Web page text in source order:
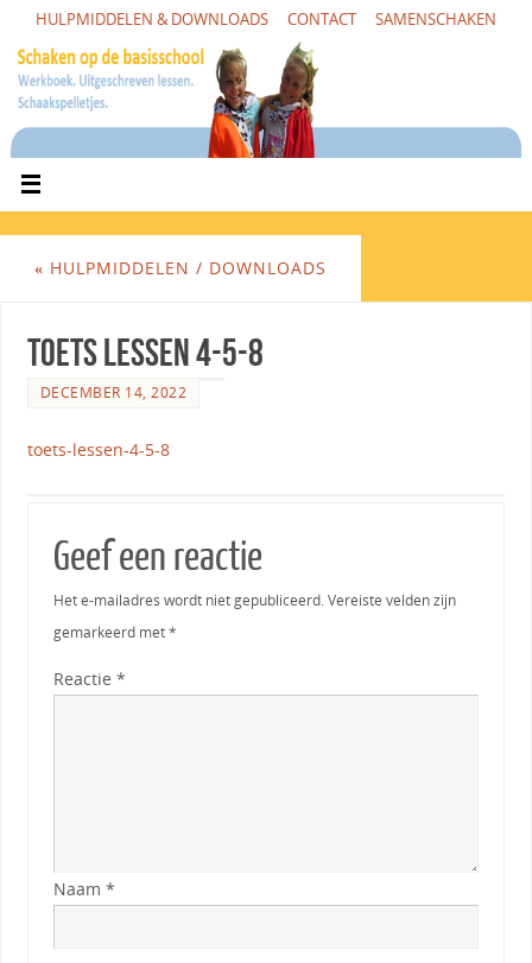
HULPMIDDELEN & DOWNLOADS CONTACT SAMENSCHAKEN
« HULPMIDDELEN / DOWNLOADS
Toets lessen 4-5-8
DECEMBER 14, 2022
toets-lessen-4-5-8
Geef een reactie
Het e-mailadres wordt niet gepubliceerd.Vereiste velden zijn
gemarkeerd met*
Reactie*
Naam*